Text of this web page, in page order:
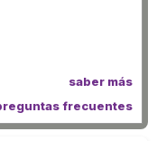
saber más
frecuentes